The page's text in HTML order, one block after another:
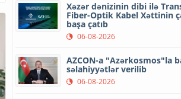
Xəzər dənizinin dibi ilə
Fiber-Optik Kabel Xəttinin
başa çatıb
06-08-2026
AZCON-a "Azərkosmos"la
səlahiyyətlər verilib
06-08-2026